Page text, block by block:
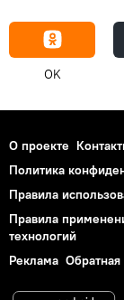
OK
О проекте
Политика
Правила
Правила
технологий
Реклама Обратная